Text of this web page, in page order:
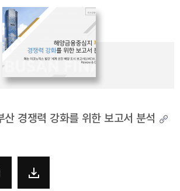
산 경쟁력 강화를 위한 보고서 분석